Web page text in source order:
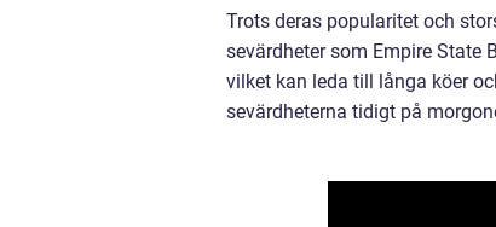
Trots deras popularitet och
sevärdheter som Empire State
vilket kan leda till långa köer
sevärdheterna tidigt på